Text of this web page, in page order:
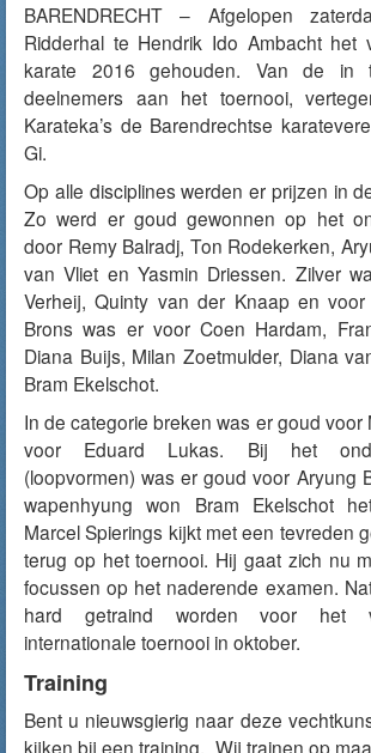
BARENDRECHT – Afgelopen
Ridderhal te Hendrik Ido Ambacht het
karate 2016 gehouden. Van de in
deelnemers aan het toernooi,
Karateka’s de Barendrechtse
Gi.
Op alle disciplines werden er prijzen in
Zo werd er goud gewonnen op het
door Remy Balradj, Ton Rodekerken,
van Vliet en Yasmin Driessen. Zilver
Verheij, Quinty van der Knaap en voor
Brons was er voor Coen Hardam,
Diana Buijs, Milan Zoetmulder, Diana
Bram Ekelschot.
In de categorie breken was er goud voor
voor Eduard Lukas. Bij het
(loopvormen) was er goud voor Aryung
wapenhyung won Bram Ekelschot
Marcel Spierings kijkt met een tevreden
terug op het toernooi. Hij gaat zich nu
focussen op het naderende examen.
hard getraind worden voor het
internationale toernooi in oktober.
Training
Bent u nieuwsgierig naar deze
kijken bij een training. Wij trainen op